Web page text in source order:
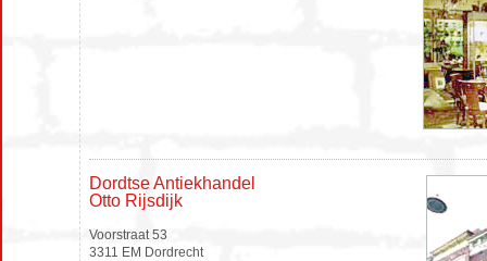
Dordtse Antiekhandel
Otto Rijsdijk
Voorstraat 53
3311 EM Dordrecht